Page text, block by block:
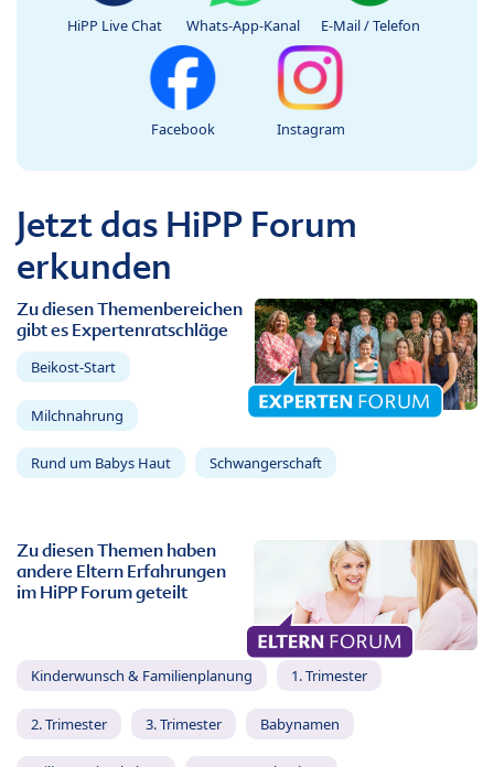
HiPP Live Chat Whats-App-Kanal E-Mail / Telefon
Facebook Instagram
Jetzt das HiPP Forum
erkunden
Zu diesen Themenbereichen
gibt es Expertenratschläge
Beikost-Start
Milchnahrung
Rund um Babys Haut Schwangerschaft
Zu diesen Themen haben
andere Eltern Erfahrungen
im HiPP Forum geteilt
Kinderwunsch & Familienplanung 1. Trimester
2. Trimester 3. Trimester Babynamen